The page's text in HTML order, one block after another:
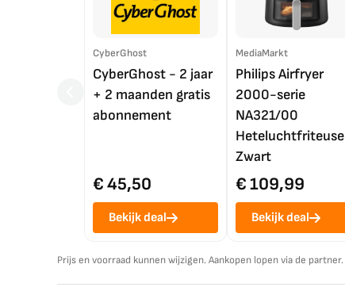
CyberGhost
CyberGhost - 2 jaar
+ 2 maanden gratis
abonnement
€ 45,50
Bekijk deal
MediaMarkt
Philips Airfryer
2000-serie
NA321/00
Heteluchtfriteuse
Zwart
€ 109,99
Bekijk deal
Prijs en voorraad kunnen wijzigen. Aankopen lopen via de partner.